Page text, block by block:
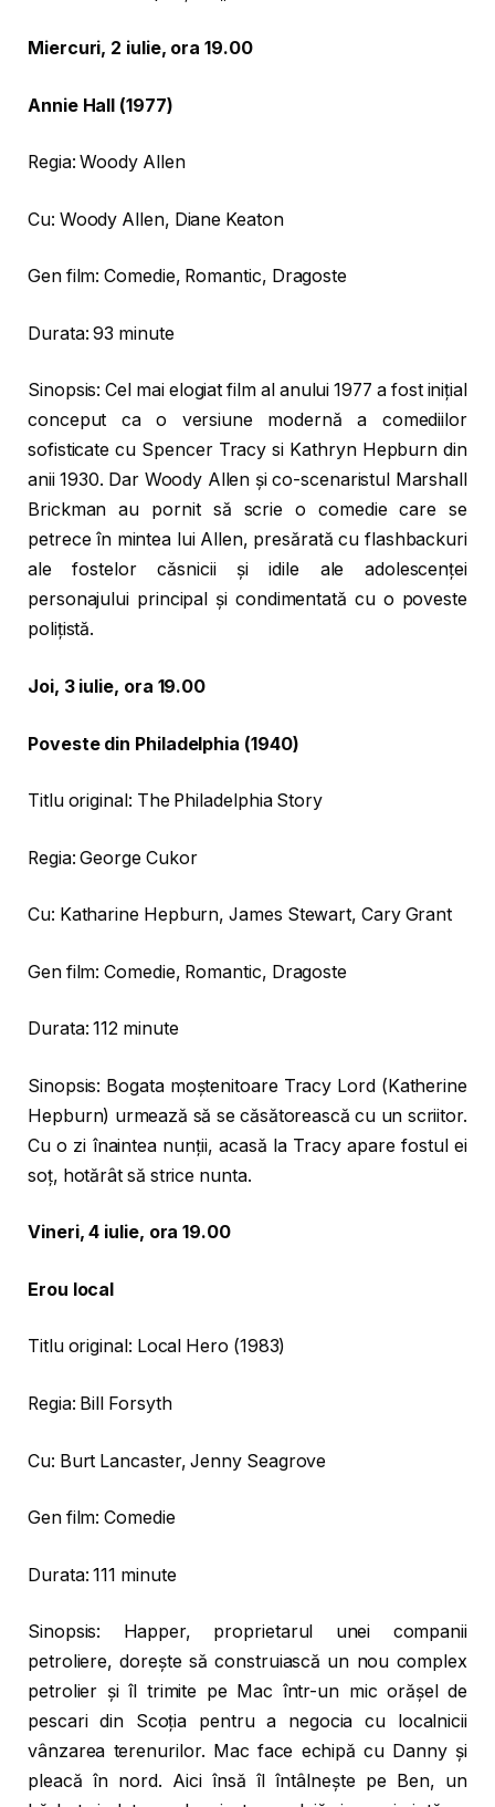
Miercuri, 2 iulie, ora 19.00
Annie Hall (1977)
Regia: Woody Allen
Cu: Woody Allen, Diane Keaton
Gen film: Comedie, Romantic, Dragoste
Durata: 93 minute
Sinopsis: Cel mai elogiat film al anului 1977 a fost inițial
conceput ca o versiune modernă a comediilor
sofisticate cu Spencer Tracy si Kathryn Hepburn din
anii 1930. Dar Woody Allen și co-scenaristul Marshall
Brickman au pornit să scrie o comedie care se
petrece în mintea lui Allen, presărată cu flashbackuri
ale fostelor căsnicii și idile ale adolescenței
personajului principal și condimentată cu o poveste
polițistă.
Joi, 3 iulie, ora 19.00
Poveste din Philadelphia (1940)
Titlu original: The Philadelphia Story
Regia: George Cukor
Cu: Katharine Hepburn, James Stewart, Cary Grant
Gen film: Comedie, Romantic, Dragoste
Durata: 112 minute
Sinopsis: Bogata moștenitoare Tracy Lord (Katherine
Hepburn) urmează să se căsătorească cu un scriitor.
Cu o zi înaintea nunții, acasă la Tracy apare fostul ei
soț, hotărât să strice nunta.
Vineri, 4 iulie, ora 19.00
Erou local
Titlu original: Local Hero (1983)
Regia: Bill Forsyth
Cu: Burt Lancaster, Jenny Seagrove
Gen film: Comedie
Durata: 111 minute
Sinopsis: Happer, proprietarul unei companii
petroliere, dorește să construiască un nou complex
petrolier și îl trimite pe Mac într-un mic orășel de
pescari din Scoția pentru a negocia cu localnicii
vânzarea terenurilor. Mac face echipă cu Danny și
pleacă în nord. Aici însă îl întâlnește pe Ben, un